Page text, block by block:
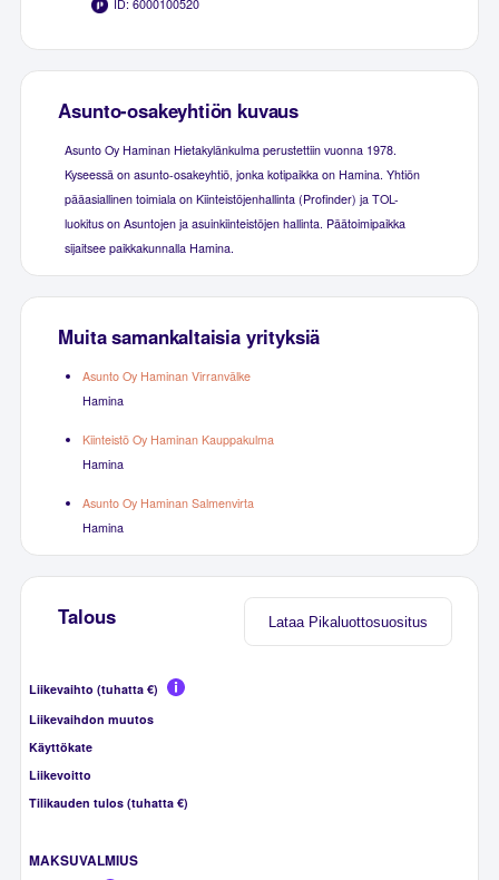
ID: 6000100520
Asunto-osakeyhtiön kuvaus
Asunto Oy Haminan Hietakylänkulma perustettiin vuonna 1978.
Kyseessä on asunto-osakeyhtiö, jonka kotipaikka on Hamina. Yhtiön
pääasiallinen toimiala on Kiinteistöjenhallinta (Profinder) ja TOL-
luokitus on Asuntojen ja asuinkiinteistöjen hallinta. Päätoimipaikka
sijaitsee paikkakunnalla Hamina.
Muita samankaltaisia yrityksiä
Asunto Oy Haminan Virranvälke
Hamina
Kiinteistö Oy Haminan Kauppakulma
Hamina
Asunto Oy Haminan Salmenvirta
Hamina
Lataa Pikaluottosuositus
Talous
Liikevaihto (tuhatta €)
Liikevaihdon muutos
Käyttökate
Liikevoitto
Tilikauden tulos (tuhatta €)
MAKSUVALMIUS